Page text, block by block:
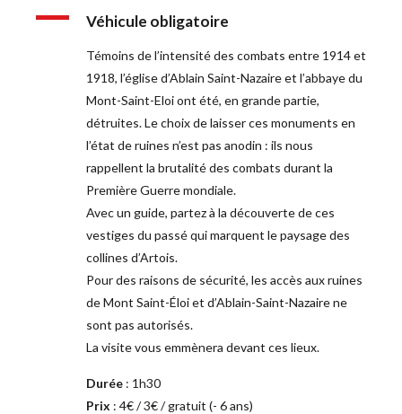
Véhicule obligatoire
Témoins de l’intensité des combats entre 1914 et
1918, l’église d’Ablain Saint-Nazaire et l’abbaye du
Mont-Saint-Eloi ont été, en grande partie,
détruites. Le choix de laisser ces monuments en
l’état de ruines n’est pas anodin : ils nous
rappellent la brutalité des combats durant la
Première Guerre mondiale.
Avec un guide, partez à la découverte de ces
vestiges du passé qui marquent le paysage des
collines d’Artois.
Pour des raisons de sécurité, les accès aux ruines
de Mont Saint-Éloi et d’Ablain-Saint-Nazaire ne
sont pas autorisés.
La visite vous emmènera devant ces lieux.
Durée : 1h30
Prix : 4€ / 3€ / gratuit (- 6 ans)